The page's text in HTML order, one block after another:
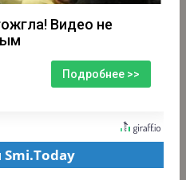
Видео не
Подробнее >>